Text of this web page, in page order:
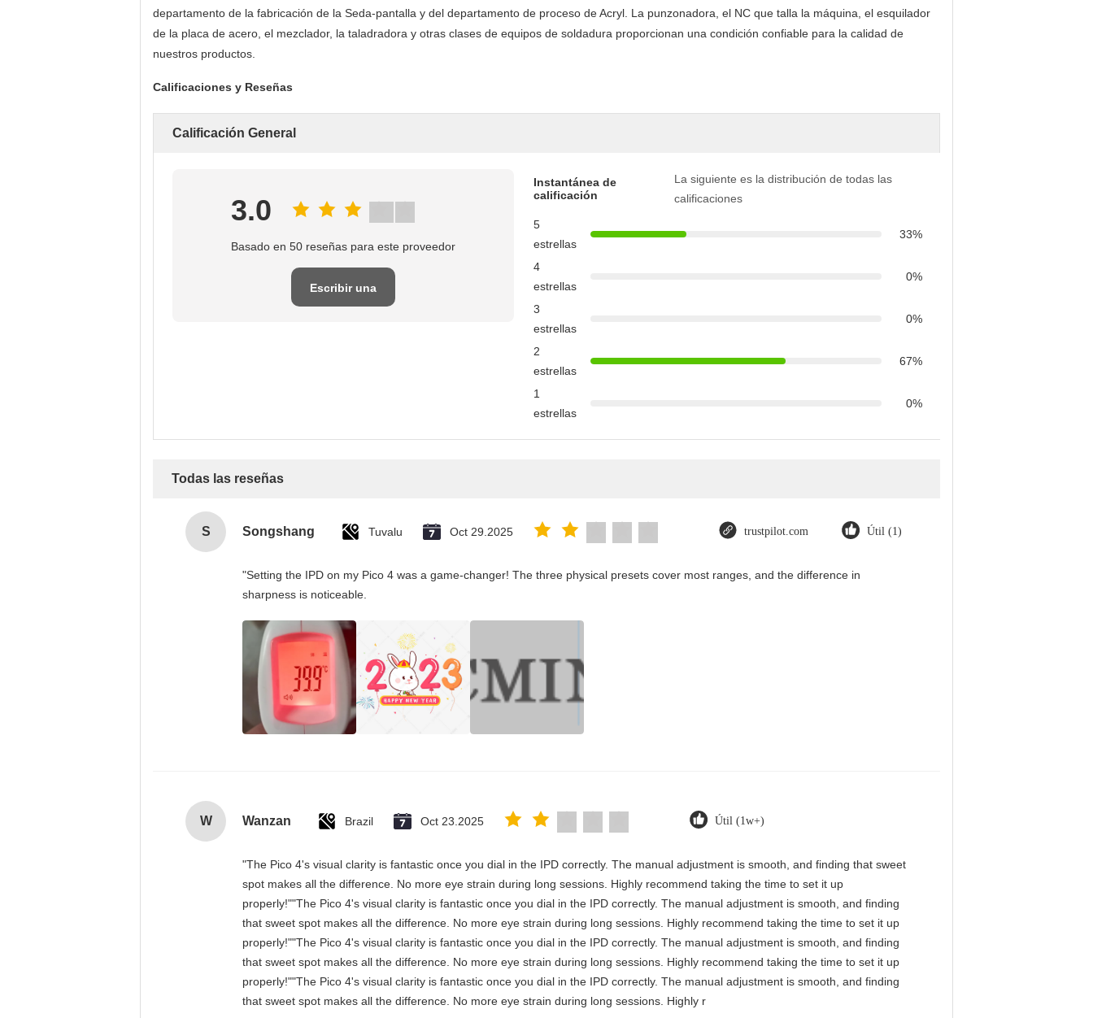
departamento de la fabricación de la Seda-pantalla y del departamento de proceso de Acryl. La punzonadora, el NC que talla la máquina, el esquilador
de la placa de acero, el mezclador, la taladradora y otras clases de equipos de soldadura proporcionan una condición confiable para la calidad de
nuestros productos.
Calificaciones y Reseñas
Calificación General
3.0
Basado en 50 reseñas para este proveedor
Escribir una
Instantánea de
calificación
La siguiente es la distribución de todas las
calificaciones
5
estrellas
33%
4
estrellas
0%
3
estrellas
0%
2
estrellas
67%
1
estrellas
0%
Todas las reseñas
S Songshang Tuvalu Oct 29.2025 trustpilot.com Útil (1)
"Setting the IPD on my Pico 4 was a game-changer! The three physical presets cover most ranges, and the difference in
sharpness is noticeable.
W Wanzan Brazil Oct 23.2025 Útil (1w+)
"The Pico 4's visual clarity is fantastic once you dial in the IPD correctly. The manual adjustment is smooth, and finding that sweet
spot makes all the difference. No more eye strain during long sessions. Highly recommend taking the time to set it up
properly!""The Pico 4's visual clarity is fantastic once you dial in the IPD correctly. The manual adjustment is smooth, and finding
that sweet spot makes all the difference. No more eye strain during long sessions. Highly recommend taking the time to set it up
properly!""The Pico 4's visual clarity is fantastic once you dial in the IPD correctly. The manual adjustment is smooth, and finding
that sweet spot makes all the difference. No more eye strain during long sessions. Highly recommend taking the time to set it up
properly!""The Pico 4's visual clarity is fantastic once you dial in the IPD correctly. The manual adjustment is smooth, and finding
that sweet spot makes all the difference. No more eye strain during long sessions. Highly r